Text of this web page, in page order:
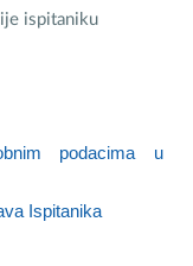
ispitaniku
podacima u
Ispitanika